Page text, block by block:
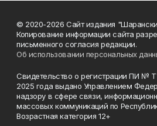
© 2020-2026 Сайт издания
Копирование информации сайта
письменного согласия редакции.
Об использовании персональных
Свидетельство о регистрации ПИ №
2025 года выдано Управлением
надзору в сфере связи,
массовых коммуникаций по
Возрастная категория 12+